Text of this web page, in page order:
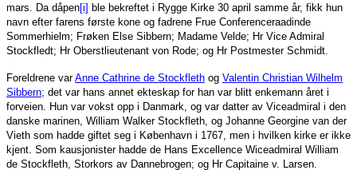
mars. Da dåpen[i] ble bekreftet i Rygge Kirke 30 april samme år, fikk hun
navn efter farens første kone og fadrene Frue Conferenceraadinde
Sommerhielm; Frøken Else Sibbern; Madame Velde; Hr Vice Admiral
Stockfledt; Hr Oberstlieutenant von Rode; og Hr Postmester Schmidt.
Foreldrene varAnne Cathrine de Stockfleth og Valentin Christian Wilhelm
Sibbern; det var hans annet ekteskap for han var blitt enkemann året i
forveien. Hun var vokst opp i Danmark, og var datter av Viceadmiral i den
danske marinen, William Walker Stockfleth, og Johanne Georgine van der
Vieth som hadde giftet seg i København i 1767, men i hvilken kirke er ikke
kjent. Som kausjonister hadde de Hans Excellence Wiceadmiral William
de Stockfleth, Storkors av Dannebrogen; og Hr Capitaine v. Larsen.